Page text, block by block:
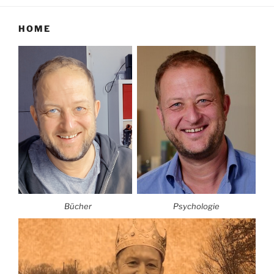
HOME
Bücher Psychologie